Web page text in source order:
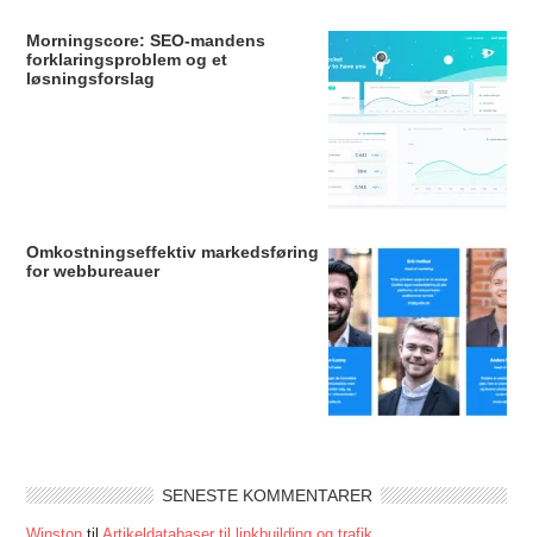
Morningscore: SEO-mandens
forklaringsproblem og et
løsningsforslag
Omkostningseffektiv markedsføring
for webbureauer
SENESTE KOMMENTARER